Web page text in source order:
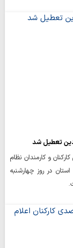
و کارمندان نظام
در روز چهارشنبه